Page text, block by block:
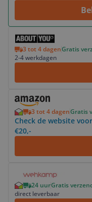
3 tot 4 dagenGratis
2-4 werkdagen
Bekijk product
3 tot 4 dagenGratis
Check de website
€20,-
Bekijk product
24 uurGratis
direct leverbaar